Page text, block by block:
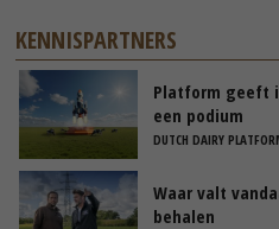
KENNISPARTNERS
Platform geeft
een podium
DUTCH DAIRY
Waar valt
behalen